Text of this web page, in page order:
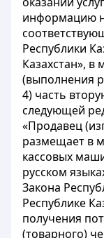
информацию
Республики
Казахстан», в
(выполнения
4) часть
следующей
«Продавец
размещает в
кассовых
русском
Закона
Республике
получения
(товарного)